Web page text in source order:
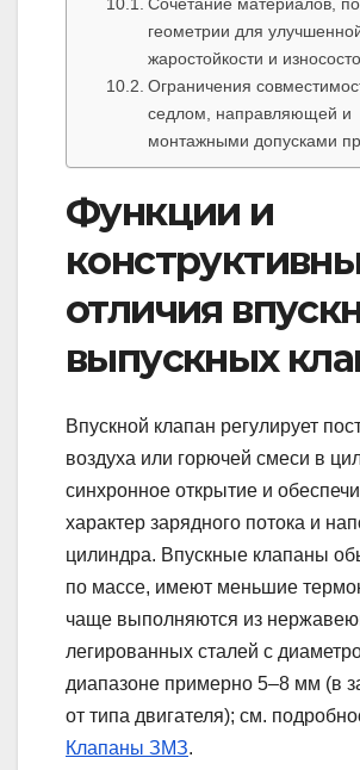
Сочетание материалов,
геометрии для
жаростойкости и
Ограничения
седлом, направляющей и
монтажными допусками
Функции и
отличия
выпускных
Впускной клапан регулирует
воздуха или горючей смеси в
синхронное открытие и
характер зарядного потока и
цилиндра. Впускные клапаны
по массе, имеют меньшие
чаще выполняются из
легированных сталей с
диапазоне примерно 5–8 мм (в
от типа двигателя); см.
Клапаны ЗМЗ.